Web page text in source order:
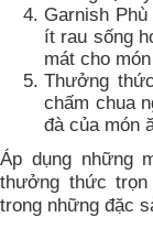
Garnish
ít rau sống
mát cho
Thưởng
chấm chua
đà của món
Áp dụng những
thưởng thức
trong những đặc